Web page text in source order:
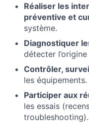
Réaliser les
préventive et
système.
Diagnostiquer
détecter
Contrôler,
les équipements.
Participer aux
les essais
troubleshooting).